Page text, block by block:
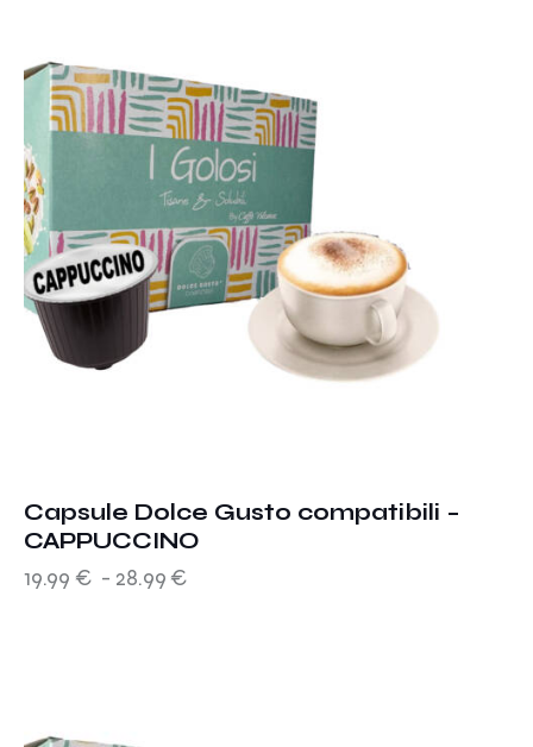
Capsule Dolce Gusto compatibili –
CAPPUCCINO
19.99 € - 28.99 €